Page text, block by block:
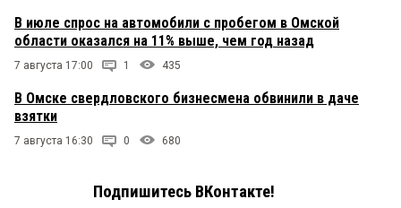
В июле спрос на автомобили с пробегом в Омской
области оказался на 11% выше, чем год назад
7 августа 17:00 1 435
В Омске свердловского бизнесмена обвинили в даче
взятки
7 августа 16:30 0 680
Подпишитесь ВКонтакте!